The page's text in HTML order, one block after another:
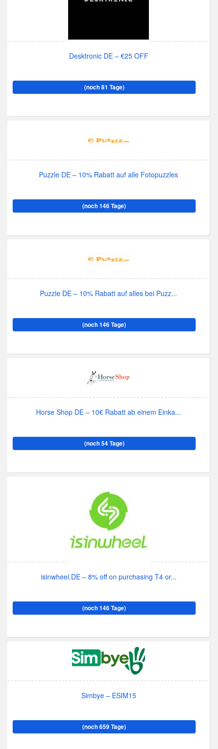
Desktronic DE – €25 OFF
(noch 81 Tage)
Puzzle DE – 10% Rabatt auf alle Fotopuzzles
(noch 146 Tage)
Puzzle DE – 10% Rabatt auf alles bei Puzz...
(noch 146 Tage)
Horse Shop DE – 10€ Rabatt ab einem Einka...
(noch 54 Tage)
isinwheel.DE – 8% off on purchasing T4 or...
(noch 146 Tage)
Simbye – ESIM15
(noch 659 Tage)